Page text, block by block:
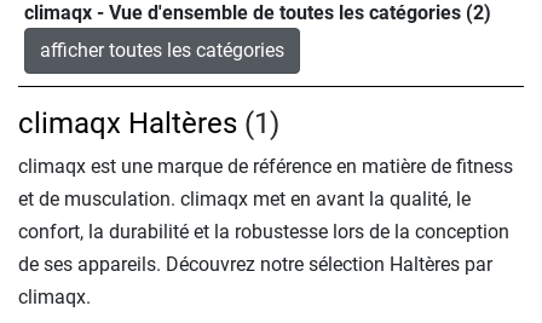
climaqx - Vue d'ensemble de toutes les catégories (2)
afficher toutes les catégories
climaqx Haltères (1)
climaqx est une marque de référence en matière de fitness
et de musculation. climaqx met en avant la qualité, le
confort, la durabilité et la robustesse lors de la conception
de ses appareils. Découvrez notre sélection Haltères par
climaqx.